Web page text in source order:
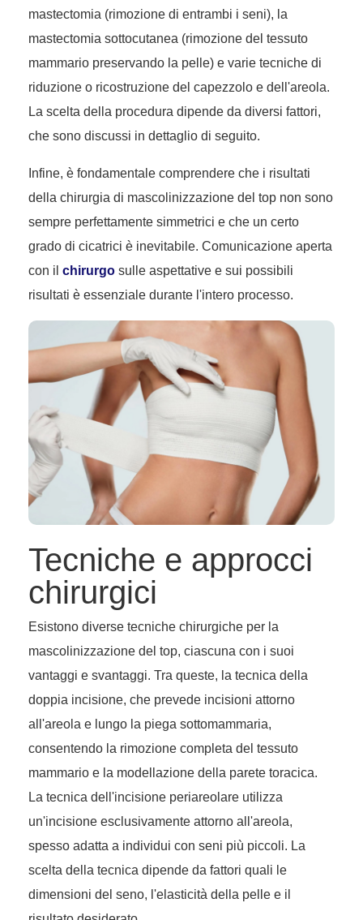
mastectomia (rimozione di entrambi i seni), la
mastectomia sottocutanea (rimozione del tessuto
mammario preservando la pelle) e varie tecniche di
riduzione o ricostruzione del capezzolo e dell'areola.
La scelta della procedura dipende da diversi fattori,
che sono discussi in dettaglio di seguito.
Infine, è fondamentale comprendere che i risultati
della chirurgia di mascolinizzazione del top non sono
sempre perfettamente simmetrici e che un certo
grado di cicatrici è inevitabile. Comunicazione aperta
con il chirurgo sulle aspettative e sui possibili
risultati è essenziale durante l'intero processo.
Tecniche e approcci
chirurgici
Esistono diverse tecniche chirurgiche per la
mascolinizzazione del top, ciascuna con i suoi
vantaggi e svantaggi. Tra queste, la tecnica della
doppia incisione, che prevede incisioni attorno
all'areola e lungo la piega sottomammaria,
consentendo la rimozione completa del tessuto
mammario e la modellazione della parete toracica.
La tecnica dell'incisione periareolare utilizza
un'incisione esclusivamente attorno all'areola,
spesso adatta a individui con seni più piccoli. La
scelta della tecnica dipende da fattori quali le
dimensioni del seno, l'elasticità della pelle e il